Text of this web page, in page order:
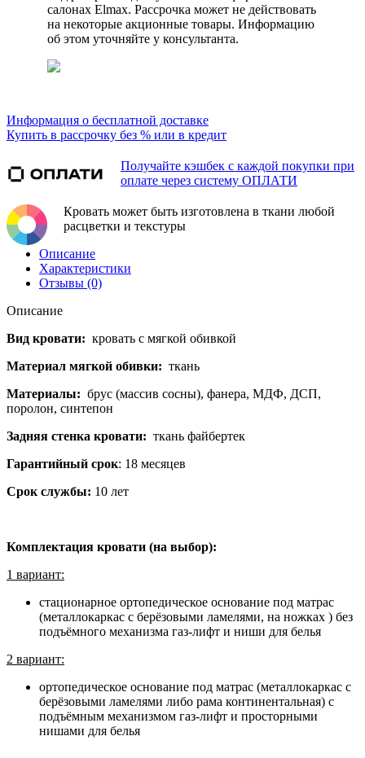
салонах Elmax. Рассрочка может не действовать
на некоторые акционные товары. Информацию
об этом уточняйте у консультанта.
Информация о бесплатной доставке
Купить в рассрочку без % или в кредит
Получайте кэшбек с каждой покупки при
оплате через систему ОПЛАТИ
Кровать может быть изготовлена в ткани любой
расцветки и текстуры
Описание
Характеристики
Отзывы (0)
Описание
Вид кровати: кровать с мягкой обивкой
Материал мягкой обивки: ткань
Материалы: брус (массив сосны), фанера, МДФ, ДСП,
поролон, синтепон
Задняя стенка кровати: ткань файбертек
Гарантийный срок: 18 месяцев
Срок службы: 10 лет
Комплектация кровати (на выбор):
1 вариант:
стационарное ортопедическое основание под матрас
(металлокаркас с берёзовыми ламелями, на ножках ) без
подъёмного механизма газ-лифт и ниши для белья
2 вариант:
ортопедическое основание под матрас (металлокаркас с
берёзовыми ламелями либо рама континентальная) с
подъёмным механизмом газ-лифт и просторными
нишами для белья